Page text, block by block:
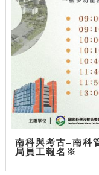
南科與考古–南科
局員工報名※